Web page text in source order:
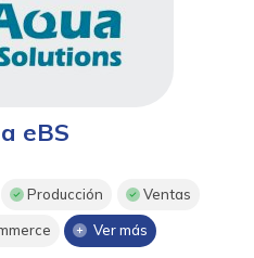
eBS
Producción Ventas
Ver más